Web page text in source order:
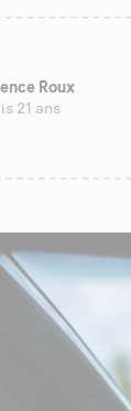
Roux
21 ans